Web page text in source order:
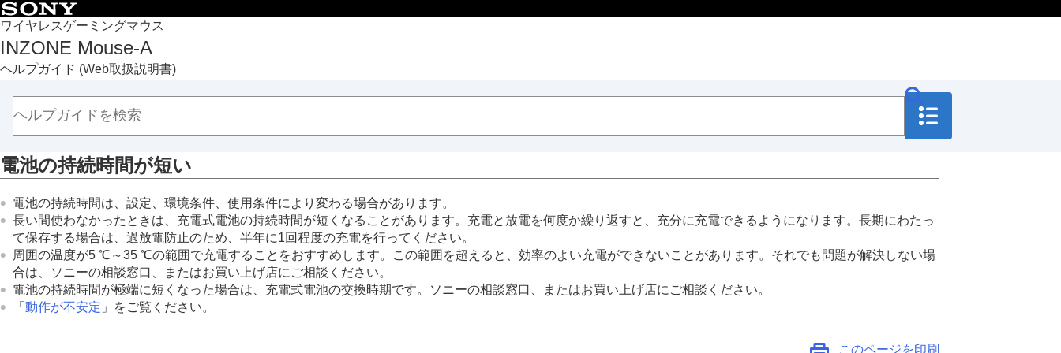
ワイヤレスゲーミングマウス
INZONE Mouse-A
ヘルプガイド (Web取扱説明書)
トップページ
マウスを使う
マウスのカスタマイズ
困ったときは
電源／充電
電源が入らない
充電できない
充電時間が長い
電池の持続時間が短い
接続
電池の持続時間が短い
電池の持続時間は、設定、環境条件、使用条件により変わる場合があります。
長い間使わなかったときは、充電式電池の持続時間が短くなることがあります。充電と放電を何度か繰り返すと、充分に充電できるようになります。長期にわたっ
て保存する場合は、過放電防止のため、半年に1回程度の充電を行ってください。
周囲の温度が5 ℃～35 ℃の範囲で充電することをおすすめします。この範囲を超えると、効率のよい充電ができないことがあります。それでも問題が解決しない場
合は、ソニーの相談窓口、またはお買い上げ店にご相談ください。
電池の持続時間が極端に短くなった場合は、充電式電池の交換時期です。ソニーの相談窓口、またはお買い上げ店にご相談ください。
「 動作が不安定 」をご覧ください。
このページを印刷